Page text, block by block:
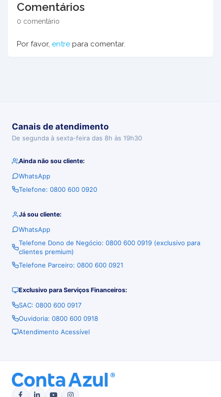
Comentários
0 comentário
Por favor, entre para comentar.
Canais de atendimento
De segunda à sexta-feira das 8h às 19h30
Ainda não sou cliente:
WhatsApp
Telefone: 0800 600 0920
Já sou cliente:
WhatsApp
Telefone Dono de Negócio: 0800 600 0919 (exclusivo para
clientes premium)
Telefone Parceiro: 0800 600 0921
Exclusivo para Serviços Financeiros:
SAC: 0800 600 0917
Ouvidoria: 0800 600 0918
Atendimento Acessível